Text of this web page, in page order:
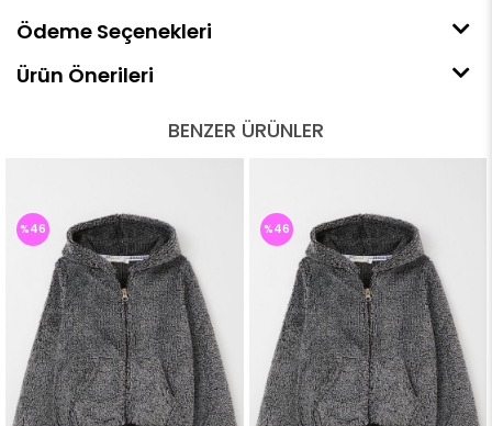
Ödeme Seçenekleri
Ürün Önerileri
BENZER ÜRÜNLER
%46 %46